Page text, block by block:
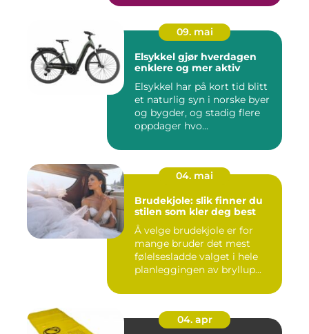
09. mai
Elsykkel gjør hverdagen
enklere og mer aktiv
Elsykkel har på kort tid blitt
et naturlig syn i norske byer
og bygder, og stadig flere
oppdager hvo...
04. mai
Brudekjole: slik finner du
stilen som kler deg best
Å velge brudekjole er for
mange bruder det mest
følelsesladde valget i hele
planleggingen av bryllup...
04. apr